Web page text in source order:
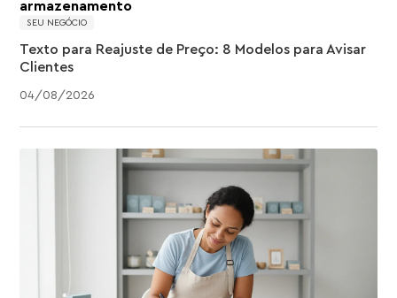
SEU NEGÓCIO
04/08 /2026
Texto para Reajuste de Preço: 8 Modelos para Avisar
Clientes